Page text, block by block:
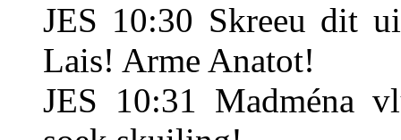
JES 10:30 Skreeu dit
Lais! Arme Anatot!
JES 10:31 Madména